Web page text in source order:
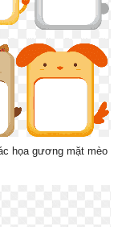
họa gương mặt mèo